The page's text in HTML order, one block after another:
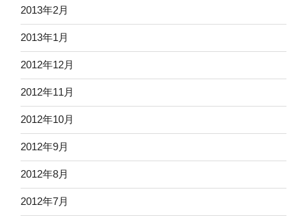
2013年2月
2013年1月
2012年12月
2012年11月
2012年10月
2012年9月
2012年8月
2012年7月